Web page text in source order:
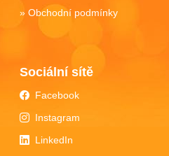
Obchodní podmínky
Sociální sítě
Facebook
Instagram
LinkedIn